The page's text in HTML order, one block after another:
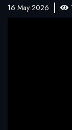
16 May 2026